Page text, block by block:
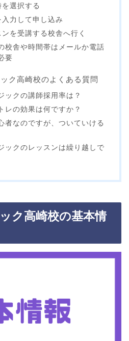
選択する
力して申し込み
を受講する校舎へ行く
校舎や時間帯はメールか電話
要
ク高崎校のよくある質問
ックの講師採用率は？
レの効果は何ですか？
者なのですが、ついていける
ックのレッスンは繰り越しで
ク高崎校の基本情